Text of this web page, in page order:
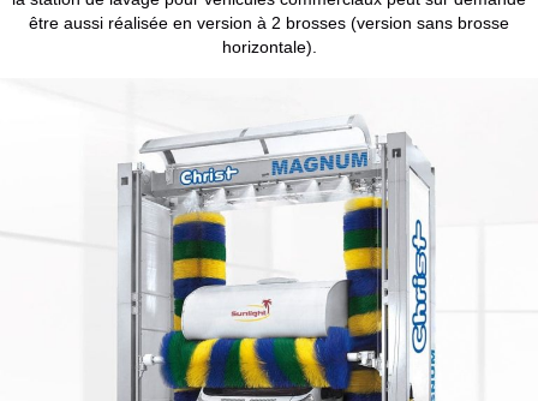
être aussi réalisée en version à 2 brosses (version sans brosse
horizontale).